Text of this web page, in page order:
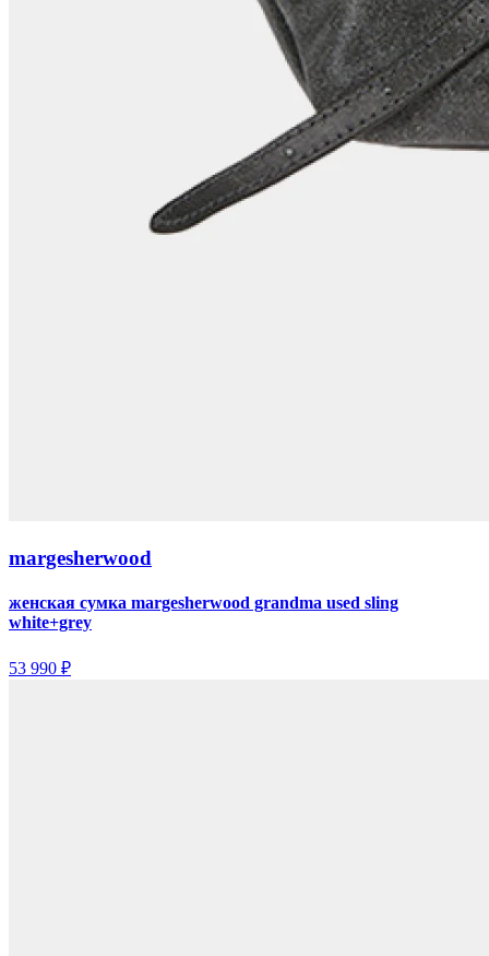
margesherwood
женская сумка margesherwood grandma used sling
white+grey
53 990 ₽